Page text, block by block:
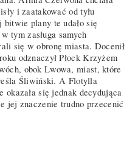
i zaatakować od tyłu
plany te udało się
tym zasługa samych
się w obronę miasta. Docenił
odznaczył Płock Krzyżem
obok Lwowa, miast, które
Śliwiński. A Flotylla
się jednak decydująca
jej znaczenie trudno przecenić